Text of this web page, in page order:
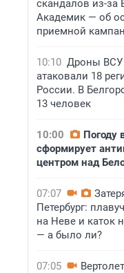
скандалов из-за
Академик — об
приемной
10:10 Дроны
атаковали 18
России. В
13 человек
10:00
Погоду
сформирует
центром над
07:07
Петербург:
на Неве и каток
— а было ли?
07:05